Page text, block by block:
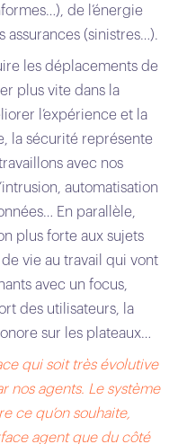
de l’énergie
(sinistres…).
les déplacements de
plus vite dans la
l’expérience et la
la sécurité représente
avec nos
automatisation
En parallèle,
plus forte aux sujets
vie au travail qui vont
avec un focus,
des utilisateurs, la
sur les plateaux…
qui soit très évolutive
nos agents. Le système
ce qu’on souhaite,
agent que du côté